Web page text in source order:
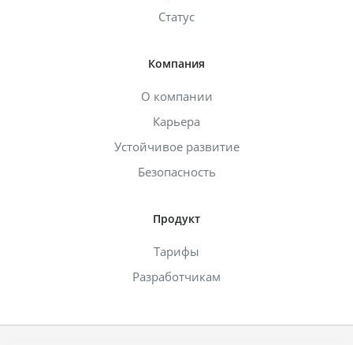
Статус
Компания
О компании
Карьера
Устойчивое развитие
Безопасность
Продукт
Тарифы
Разработчикам